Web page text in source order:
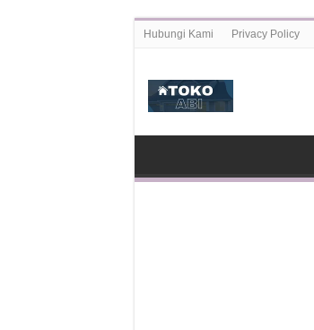
Hubungi Kami Privacy Policy